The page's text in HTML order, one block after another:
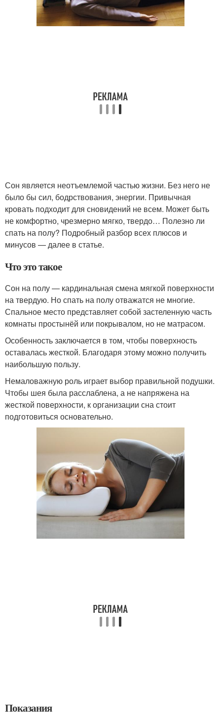
Сон является неотъемлемой частью жизни. Без него не
было бы сил, бодрствования, энергии. Привычная
кровать подходит для сновидений не всем. Может быть
не комфортно, чрезмерно мягко, твердо… Полезно ли
спать на полу? Подробный разбор всех плюсов и
минусов — далее в статье.
Что это такое
Сон на полу — кардинальная смена мягкой поверхности
на твердую. Но спать на полу отважатся не многие.
Спальное место представляет собой застеленную часть
комнаты простынёй или покрывалом, но не матрасом.
Особенность заключается в том, чтобы поверхность
оставалась жесткой. Благодаря этому можно получить
наибольшую пользу.
Немаловажную роль играет выбор правильной подушки.
Чтобы шея была расслаблена, а не напряжена на
жесткой поверхности, к организации сна стоит
подготовиться основательно.
Показания